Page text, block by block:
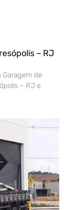
– RJ
Garagem de
– RJ e